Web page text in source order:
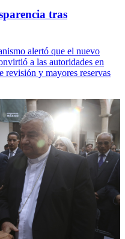
tras
alertó que el nuevo
a las autoridades en
revisión y mayores reservas